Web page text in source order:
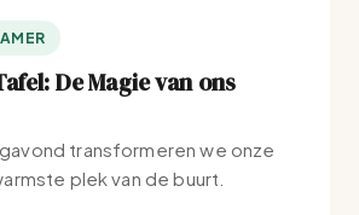
De Magie van ons
transformeren we onze
plek van de buurt.